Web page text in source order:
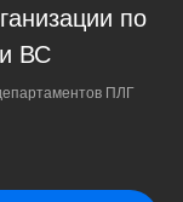
по
ВС
ПЛГ